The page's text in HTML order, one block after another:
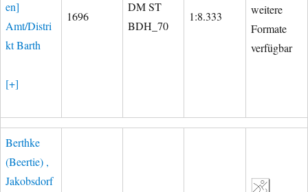
en]
Amt/Distri
kt Barth
[+]
1696
DM ST
BDH_70
1:8.333
weitere
Formate
verfügbar
Berthke
(Beertie) ,
Jakobsdorf